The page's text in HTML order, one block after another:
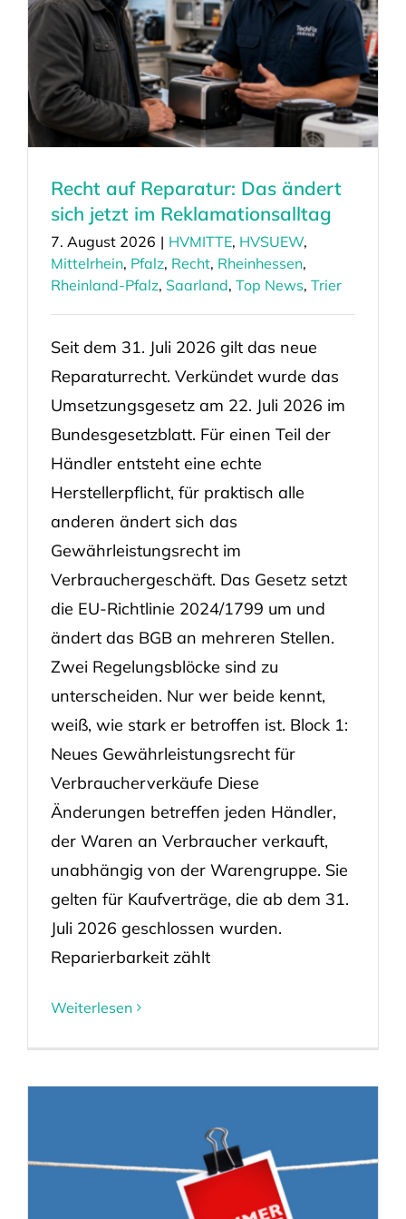
Recht auf Reparatur: Das ändert
sich jetzt im Reklamationsalltag
7. August 2026 | HVMITTE, HVSUEW,
Mittelrhein, Pfalz, Recht, Rheinhessen,
Rheinland-Pfalz, Saarland, Top News, Trier
Seit dem 31. Juli 2026 gilt das neue
Reparaturrecht. Verkündet wurde das
Umsetzungsgesetz am 22. Juli 2026 im
Bundesgesetzblatt. Für einen Teil der
Händler entsteht eine echte
Herstellerpflicht, für praktisch alle
anderen ändert sich das
Gewährleistungsrecht im
Verbrauchergeschäft. Das Gesetz setzt
die EU-Richtlinie 2024/1799 um und
ändert das BGB an mehreren Stellen.
Zwei Regelungsblöcke sind zu
unterscheiden. Nur wer beide kennt,
weiß, wie stark er betroffen ist. Block 1:
Neues Gewährleistungsrecht für
Verbraucherverkäufe Diese
Änderungen betreffen jeden Händler,
der Waren an Verbraucher verkauft,
unabhängig von der Warengruppe. Sie
gelten für Kaufverträge, die ab dem 31.
Juli 2026 geschlossen wurden.
Reparierbarkeit zählt
Weiterlesen